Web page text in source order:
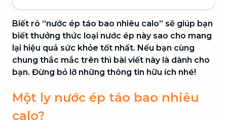
Biết rõ “nước ép táo bao nhiêu calo” sẽ giúp bạn
biết thưởng thức loại nước ép này sao cho mang
lại hiệu quả sức khỏe tốt nhất. Nếu bạn cùng
chung thắc mắc trên thì bài viết này là dành cho
bạn. Đừng bỏ lỡ những thông tin hữu ích nhé!
Một ly nước ép táo bao nhiêu
calo?